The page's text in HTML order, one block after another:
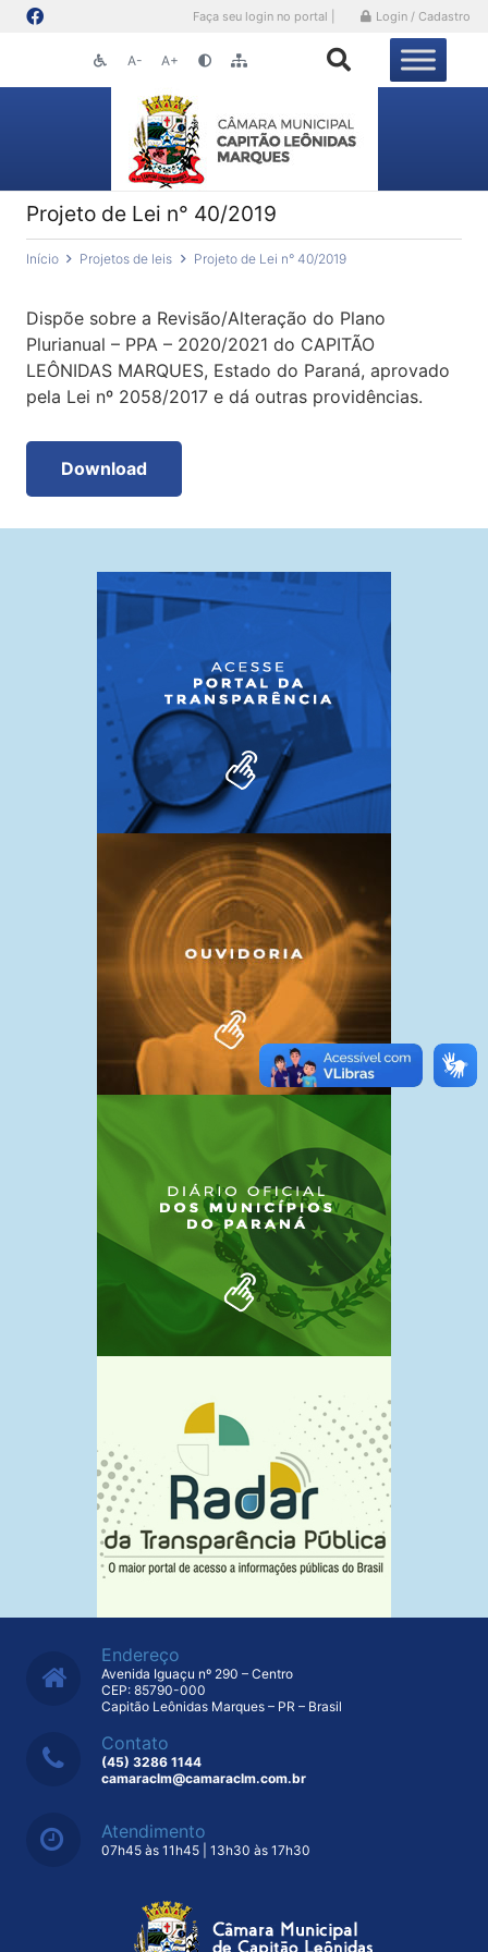
Faça seu login no portal | Login / Cadastro
A- A+
Projeto de Lei n° 40/2019
Início Projetos de leis Projeto de Lei n° 40/2019
Dispõe sobre a Revisão/Alteração do Plano
Plurianual – PPA – 2020/2021 do CAPITÃO
LEÔNIDAS MARQUES, Estado do Paraná, aprovado
pela Lei nº 2058/2017 e dá outras providências.
Download
Endereço
Avenida Iguaçu nº 290 – Centro
CEP: 85790-000
Capitão Leônidas Marques – PR – Brasil
Contato
(45) 3286 1144
camaraclm@camaraclm.com.br
Atendimento
07h45 às 11h45 | 13h30 às 17h30